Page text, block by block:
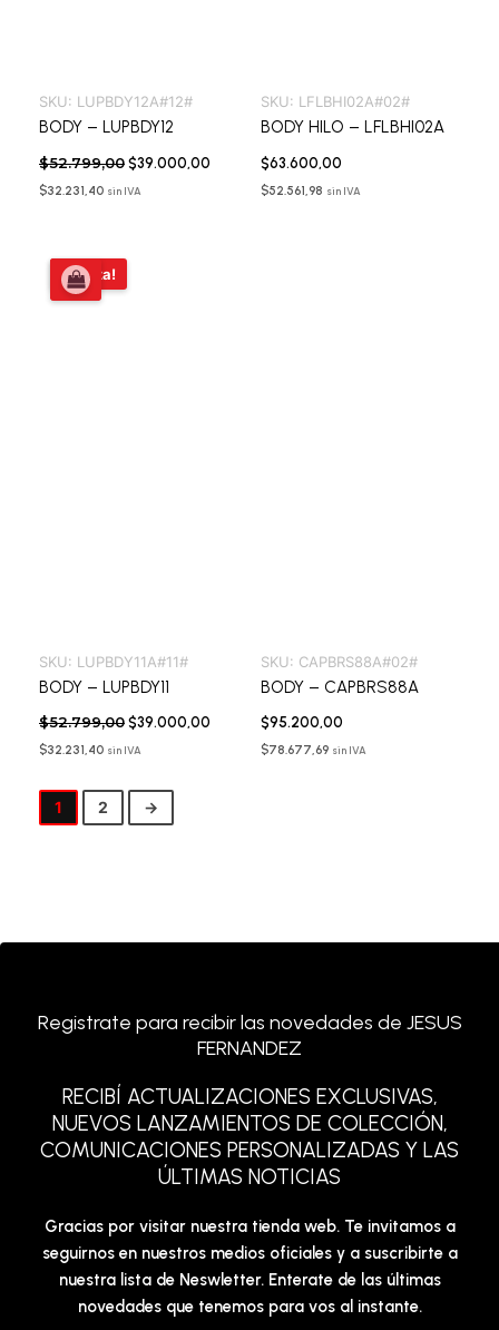
SKU: LUPBDY12A#12#
BODY – LUPBDY12
$52.799,00 $39.000,00
$32.231,40 sin IVA
SKU: LFLBHI02A#02#
BODY HILO – LFLBHI02A
$63.600,00
$52.561,98 sin IVA
SKU: LUPBDY11A#11#
¡Oferta!
BODY – LUPBDY11
$52.799,00 $39.000,00
$32.231,40 sin IVA
SKU: CAPBRS88A#02#
BODY – CAPBRS88A
$95.200,00
$78.677,69 sin IVA
1 2 →
Registrate para recibir las novedades de JESUS
FERNANDEZ
RECIBÍ ACTUALIZACIONES EXCLUSIVAS,
NUEVOS LANZAMIENTOS DE COLECCIÓN,
COMUNICACIONES PERSONALIZADAS Y LAS
ÚLTIMAS NOTICIAS
Gracias por visitar nuestra tienda web. Te invitamos a
seguirnos en nuestros medios oficiales y a suscribirte a
nuestra lista de Neswletter. Enterate de las últimas
novedades que tenemos para vos al instante.